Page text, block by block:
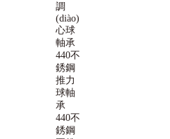
調
(diào)
心球
軸承
440不
銹鋼
推力
球軸
承
440不
銹鋼